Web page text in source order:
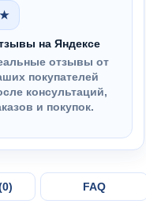
★
на Яндексе
отзывы от
покупателей
консультаций,
и покупок.
0) FAQ